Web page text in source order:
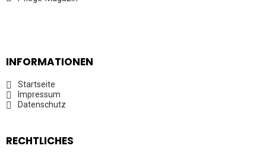
INFORMATIONEN
Startseite
Impressum
Datenschutz
RECHTLICHES